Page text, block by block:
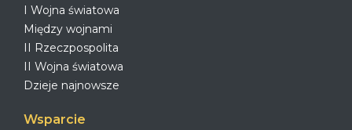
I Wojna światowa
Między wojnami
II Rzeczpospolita
II Wojna światowa
Dzieje najnowsze
Wsparcie